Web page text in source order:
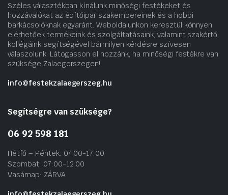
Széles választékban kínálunk minőségi festékeket és
hozzávalókat az építőipar szakembereinek és a hobbi
barkácsolóknak egyaránt. Weboldalunkon keresztül könnyen
elérhetőek termékeink és szolgáltatásaink, valamint szakértő
kollégáink segítségével bármilyen kérdésre szívesen
válaszolunk. Látogasson el hozzánk, ha minőségi festékre van
szüksége Zalaegerszegen!.
info@festekzalaegerszeg.hu
Segítségre van szüksége?
06 92 598 181
Hétfő – Péntek: 07:00-17:00
Szombat: 07:00-12:00
Vasárnap: ZÁRVA